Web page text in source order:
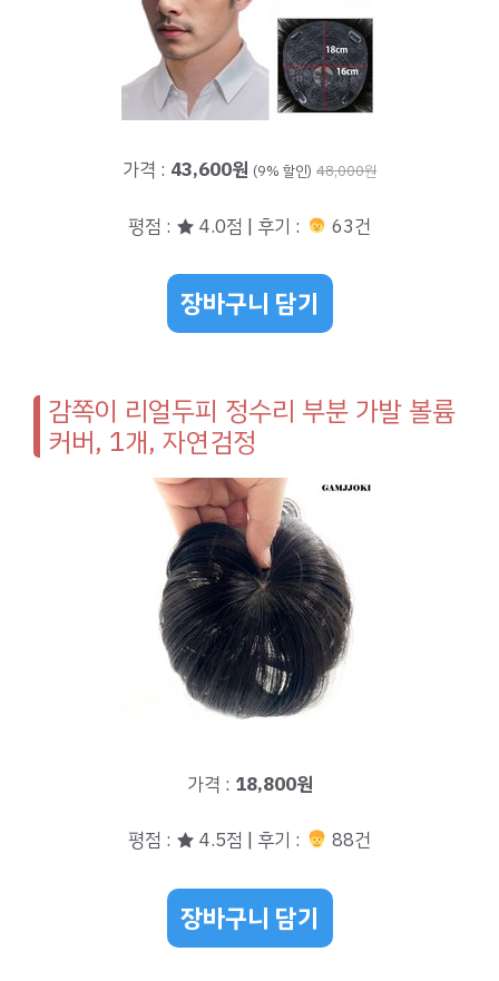
가격 : 43,600원 (9% 할인) 48,000원
평점 : ★ 4.0점 | 후기 : 63건
장바구니 담기
감쪽이 리얼두피 정수리 부분 가발 볼륨
커버, 1개, 자연검정
가격 : 18,800원
평점 : ★ 4.5점 | 후기 : 88건
장바구니 담기